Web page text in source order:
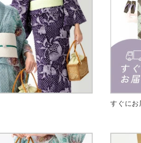
すぐにお